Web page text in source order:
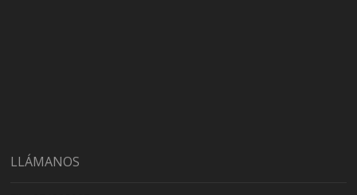
LLÁMANOS